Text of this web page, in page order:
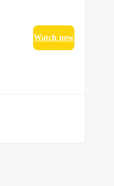
Watch now